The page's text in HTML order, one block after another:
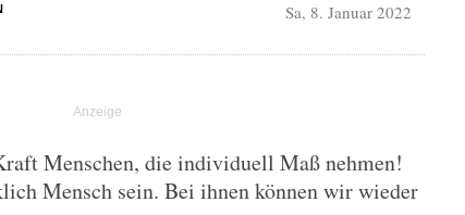
Sa, 8. Januar 2022
Menschen, die individuell Maß nehmen!
Mensch sein. Bei ihnen können wir wieder